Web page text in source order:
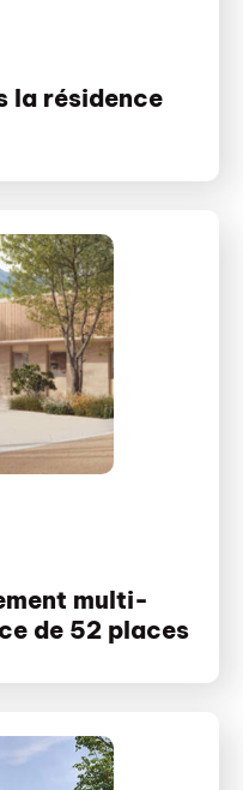
la résidence
multi-
de 52 places